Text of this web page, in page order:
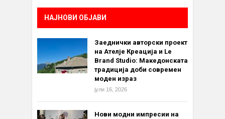
НАЈНОВИ ОБЈАВИ
Заеднички авторски проект
на Ателје Креација и Le
Brand Studio: Македонската
традиција доби современ
моден израз
јули 16, 2026
Нови модни импресии на